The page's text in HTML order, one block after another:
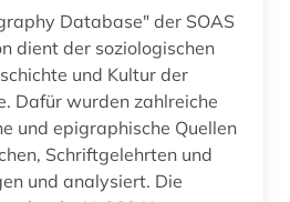
bibelwissenschaft (7)
bibelübersetzung (1)
Database" der SOAS
dient der soziologischen
und Kultur der
Dafür wurden zahlreiche
und epigraphische Quellen
Schriftgelehrten und
und analysiert. Die